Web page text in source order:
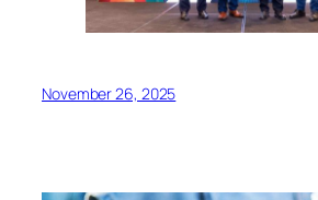
November 26, 2025